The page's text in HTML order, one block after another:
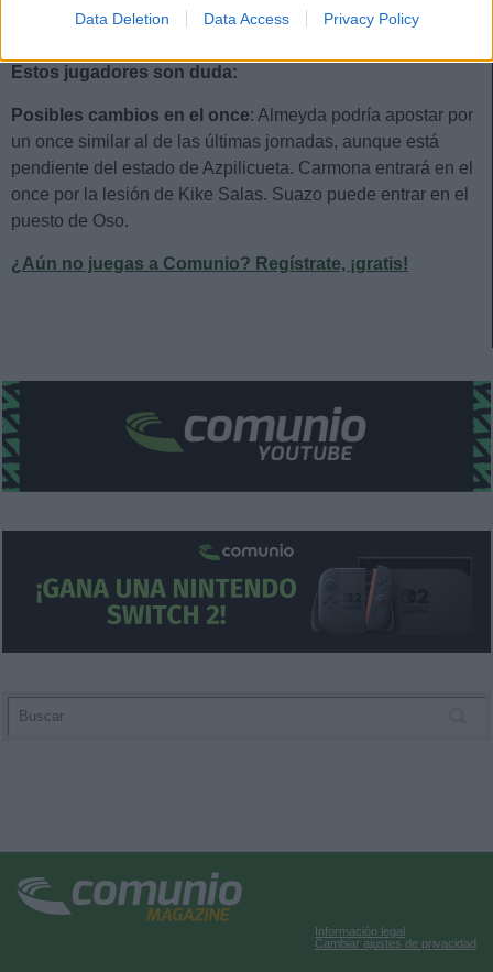
Data Deletion Data Access Privacy Policy
Estos jugadores son baja:Marcao, Peque, Kike Salas.
Estos jugadores son duda:
Posibles cambios en el once: Almeyda podría apostar por
un once similar al de las últimas jornadas, aunque está
pendiente del estado de Azpilicueta. Carmona entrará en el
once por la lesión de Kike Salas. Suazo puede entrar en el
puesto de Oso.
¿Aún no juegas a Comunio? Regístrate, ¡gratis!
Información legal
Cambiar ajustes de privacidad